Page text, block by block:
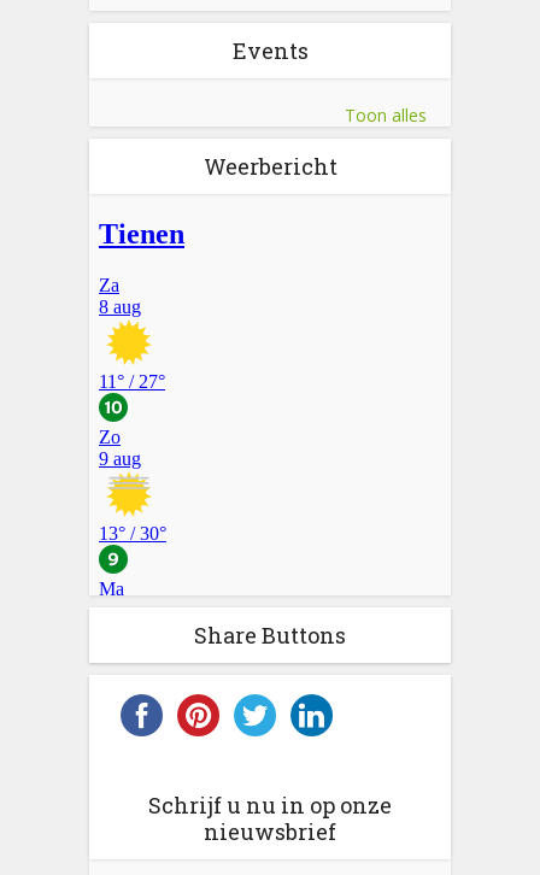
Events
Toon alles
Weerbericht
Share Buttons
Schrijf u nu in op onze
nieuwsbrief